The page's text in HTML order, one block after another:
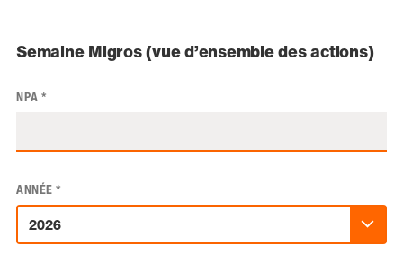
Semaine Migros (vue d’ensemble des actions)
NPA *
ANNÉE *